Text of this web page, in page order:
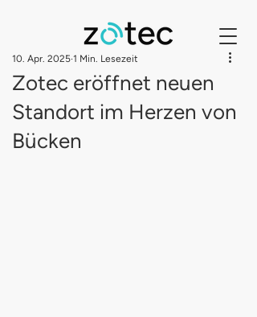
Zotec eröffnet neuen
Standort im Herzen von
Bücken
10. Apr. 2025 1 Min. Lesezeit